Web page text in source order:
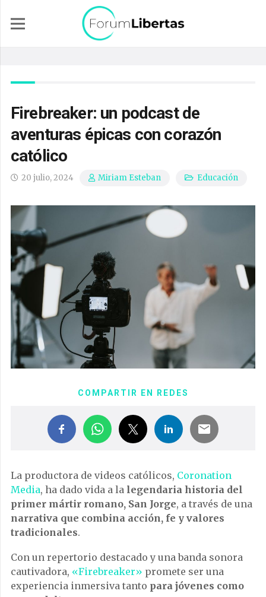
Firebreaker: un podcast de
aventuras épicas con corazón
católico
20 julio, 2024 Miriam Esteban Educación
COMPARTIR EN REDES
La productora de videos católicos, Coronation
Media, ha dado vida a la legendaria historia del
primer mártir romano, San Jorge, a través de una
narrativa que combina acción, fe y valores
tradicionales.
Con un repertorio destacado y una banda sonora
cautivadora, «Firebreaker» promete ser una
experiencia inmersiva tanto para jóvenes como